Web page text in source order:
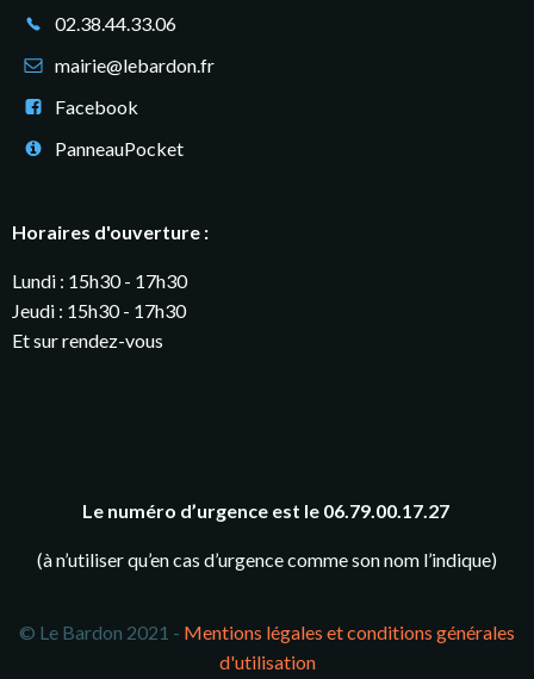
02.38.44.33.06
mairie@lebardon.fr
Facebook
PanneauPocket
Horaires d'ouverture :
Lundi : 15h30 - 17h30
Jeudi : 15h30 - 17h30
Et sur rendez-vous
Le numéro d’urgence est le 06.79.00.17.27
(à n’utiliser qu’en cas d’urgence comme son nom l’indique)
© Le Bardon 2021 - Mentions légales et conditions générales
d'utilisation